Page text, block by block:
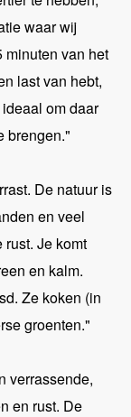
waar wij
minuten van het
last van hebt,
om daar
brengen."
De natuur is
en veel
rust. Je komt
en kalm.
Ze koken (in
groenten."
verrassende,
en rust. De